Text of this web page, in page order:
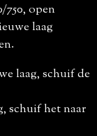
750, open
laag
laag, schuif de
schuif het naar